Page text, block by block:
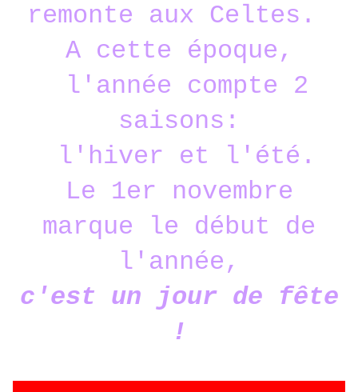
remonte aux Celtes.
A cette époque,
l'année compte 2
saisons:
l'hiver et l'été.
Le 1er novembre
marque le début de
l'année,
c'est un jour de fête
!